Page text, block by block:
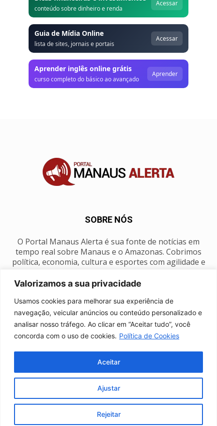
Valorizamos a sua privacidade
Usamos cookies para melhorar sua experiência de
navegação, veicular anúncios ou conteúdo personalizado e
analisar nosso tráfego. Ao clicar em “Aceitar tudo”, você
concorda com o uso de cookies. Política de Cookies
Ajustar
Rejeitar
Aceitar
conteúdo sobre dinheiro e renda
Acessar
Guia de Mídia Online
lista de sites, jornais e portais
Acessar
Aprender inglês online grátis
curso completo do básico ao avançado
Aprender
SOBRE NÓS
O Portal Manaus Alerta é sua fonte de notícias em
tempo real sobre Manaus e o Amazonas. Cobrimos
política, economia, cultura e esportes com agilidade e
SIGA-NOS
Fale conosco
Manaus Clima